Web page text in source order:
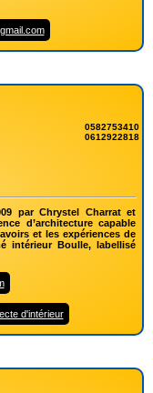
0582753410
0612922818
par Chrystel Charrat et
d’architecture capable
et les expériences de
intérieur Boulle, labellisé
d'intérieur